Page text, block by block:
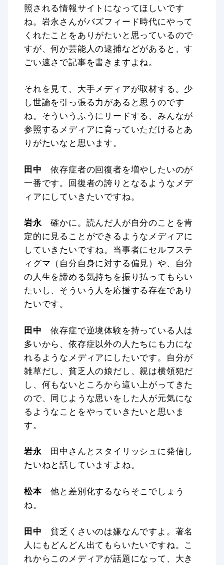
照される情報サイトになってほしいです
ね。岩永さんがバズフィード時代にやって
くれたことをありがたいと思っているので
すが、何か芸能人の逮捕などがあると、す
ごい速さで記事を書きますよね。
それを見て、大手メディアが取材する。少
し世論を引っ張る力があると思うのです
ね。そういうふうにリードする、みんなが
参照するメディアに育っていただけるとあ
りがたいなと思います。
田中 依存症者の回復者を増やしたいのが
一番です。回復者の誇りとなるようなメデ
ィアにしていきたいですね。
岩永確かに。読んだ人が自分のことを肯
定的に見ることができるようなメディアに
していきたいですね。当事者にセルフステ
ィグマ（自分自身に対する偏見）や、自分
の人生を諦める気持ちを振り払ってもらい
たいし、そういう人を応援する存在であり
たいです。
田中 依存症で逆境体験を持っている人は
多いから、依存症以外の人たちにも力にな
れるようなメディアにしたいです。自分が
雑草だし、貧乏人の娘だし、親は横領犯だ
し、何もないところから這い上がってきた
ので、同じような思いをした人が元気にな
るようなことをやっていきたいと思いま
す。
岩永田中さんとスタイリッシュに発信し
たいねと話していますよね。
松本他と差別化するならそこでしょう
ね。
田中 貧乏くさいのは嫌なんですよ。著名
人にもどんどん出てもらいたいですね。こ
れからこのメディアが話題になって、大き